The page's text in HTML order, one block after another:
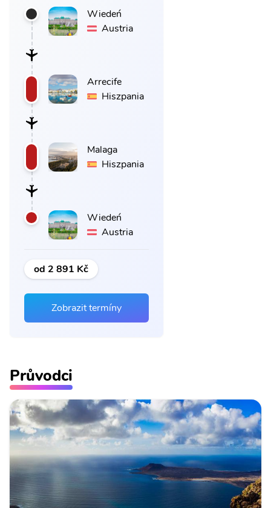
Wiedeń
Austria
Arrecife
Hiszpania
Malaga
Hiszpania
Wiedeń
Austria
od 2 891 Kč
Zobrazit termíny
Průvodci